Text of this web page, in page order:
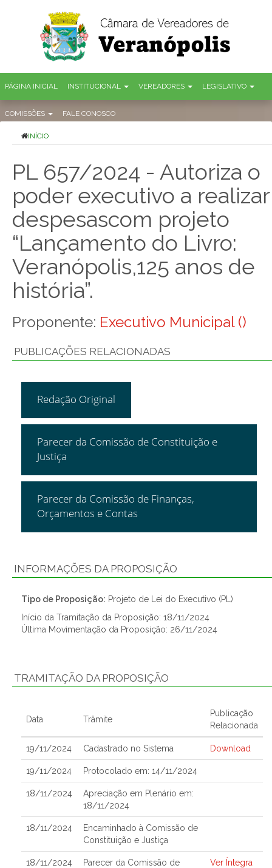
PÁGINA INICIAL INSTITUCIONAL VEREADORES LEGISLATIVO
COMISSÕES FALE CONOSCO
INÍCIO
PL 657/2024 - Autoriza o
poder executivo a realizar
despesascom projeto
“Lançamento do Livro:
Veranópolis,125 anos de
história”.
Proponente: Executivo Municipal ()
PUBLICAÇÕES RELACIONADAS
Redação Original
Parecer da Comissão de Constituição e
Justiça
Parecer da Comissão de Finanças,
Orçamentos e Contas
INFORMAÇÕES DA PROPOSIÇÃO
Tipo de Proposição: Projeto de Lei do Executivo (PL)
Início da Tramitação da Proposição: 18/11/2024
Última Movimentação da Proposição: 26/11/2024
TRAMITAÇÃO DA PROPOSIÇÃO
Data Trâmite
Publicação
Relacionada
19/11/2024 Cadastrado no Sistema Download
19/11/2024 Protocolado em: 14/11/2024
18/11/2024
Apreciação em Plenário em:
18/11/2024
18/11/2024
Encaminhado à Comissão de
Constituição e Justiça
18/11/2024
Parecer da Comissão de
Ver Íntegra